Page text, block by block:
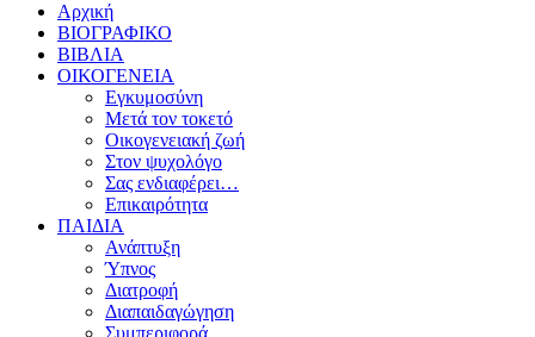
Αρχική
ΒΙΟΓΡΑΦΙΚΟ
ΒΙΒΛΙΑ
ΟΙΚΟΓΕΝΕΙΑ
Εγκυμοσύνη
Μετά τον τοκετό
Οικογενειακή ζωή
Στον ψυχολόγο
Σας ενδιαφέρει…
Επικαιρότητα
ΠΑΙΔΙΑ
Ανάπτυξη
Ύπνος
Διατροφή
Διαπαιδαγώγηση
Συμπεριφορά